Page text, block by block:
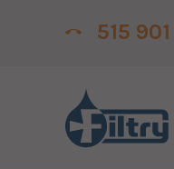
515